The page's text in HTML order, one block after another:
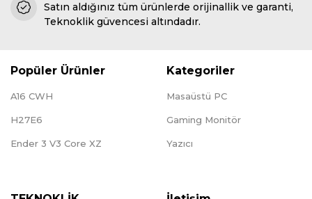
Satın aldığınız tüm ürünlerde orijinallik ve garanti,
Teknoklik güvencesi altındadır.
Popüler Ürünler
A16 CWH
H27E6
Ender 3 V3 Core XZ
Kategoriler
Masaüstü PC
Gaming Monitör
Yazıcı